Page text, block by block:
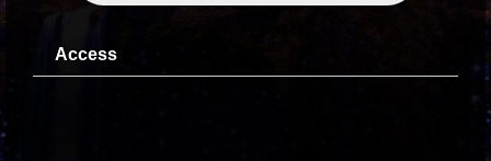
Access